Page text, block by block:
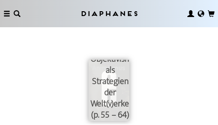
Diaphanes
Animismus,
Objektivismus
als
Strategien
der
Welt(v)erkenntnis
(p. 55 – 64)